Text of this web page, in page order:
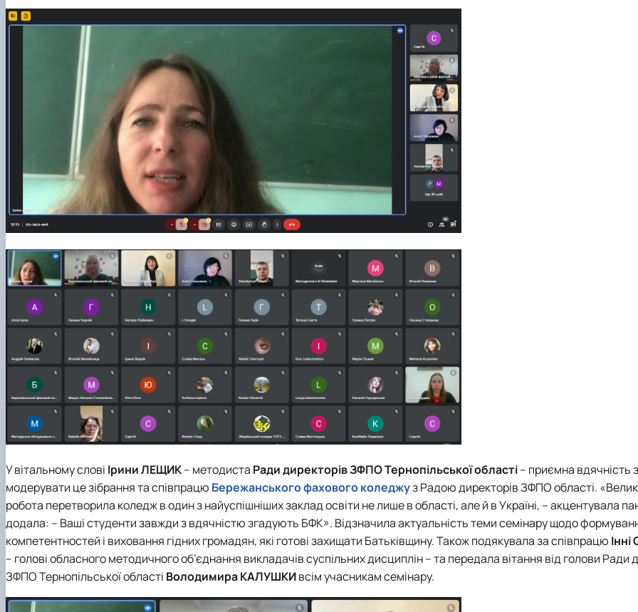
У вітальному слові Ірини ЛЕЩИК– методиста Ради директорів ЗФПО Тернопільської області– приємна вдячність
модерувати це зібрання та співпрацю Бережанського фахового коледжуз Радою директорів ЗФПО області.
робота перетворила коледж в один з найуспішніших заклад освіти не лише в області, але й в Україні, – акцентувала
додала: – Ваші студенти завжди з вдячністю згадують БФК». Відзначила актуальність теми семінару щодо
компетентностей і виховання гідних громадян, які готові захищати Батьківщину. Також подякувала за співпрацю
– голові обласного методичного об’єднання викладачів суспільних дисциплін – та передала вітання від голови Ради
ЗФПО Тернопільської області Володимира КАЛУШКИвсім учасникам семінару.